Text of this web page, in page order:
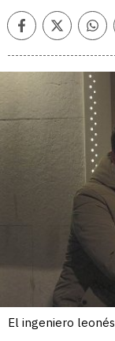
FacebookTwitter
El ingeniero